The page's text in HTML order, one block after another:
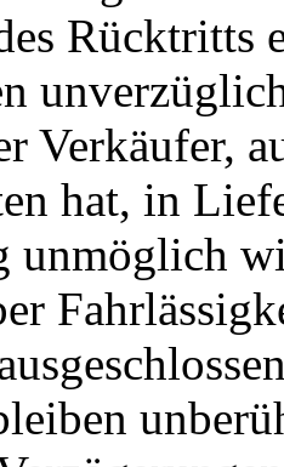
Rücktritts
Verkäufer,
hat, in
unmöglich